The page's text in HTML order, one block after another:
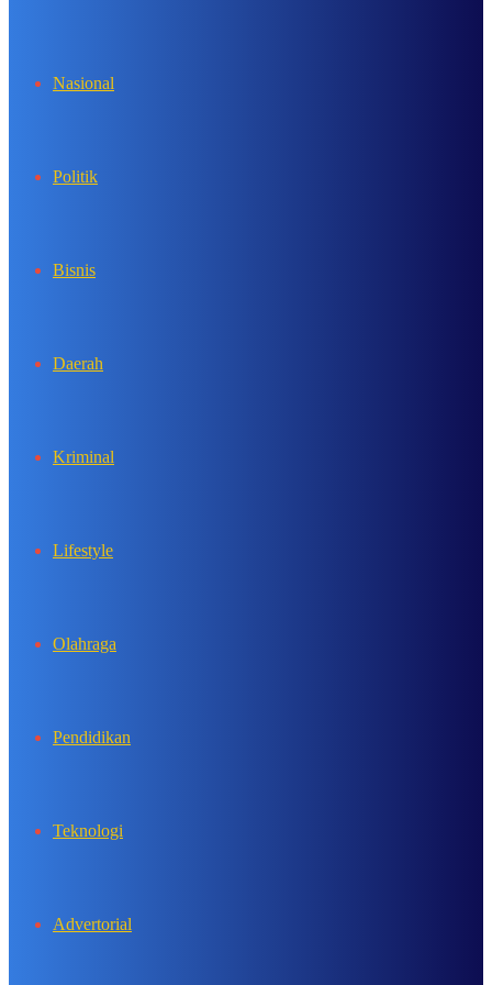
Nasional
Politik
Bisnis
Daerah
Kriminal
Lifestyle
Olahraga
Pendidikan
Teknologi
Advertorial